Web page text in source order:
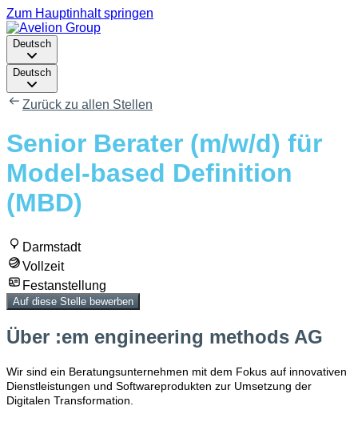
Zum Hauptinhalt springen
Deutsch
Deutsch
Zurück zu allen Stellen
Senior Berater (m/w/d) für
Model-based Definition
(MBD)
Darmstadt
Vollzeit
Festanstellung
Auf diese Stelle bewerben
Über :em engineering methods AG
Wir sind ein Beratungsunternehmen mit dem Fokus auf innovativen
Dienstleistungen und Softwareprodukten zur Umsetzung der
Digitalen Transformation.